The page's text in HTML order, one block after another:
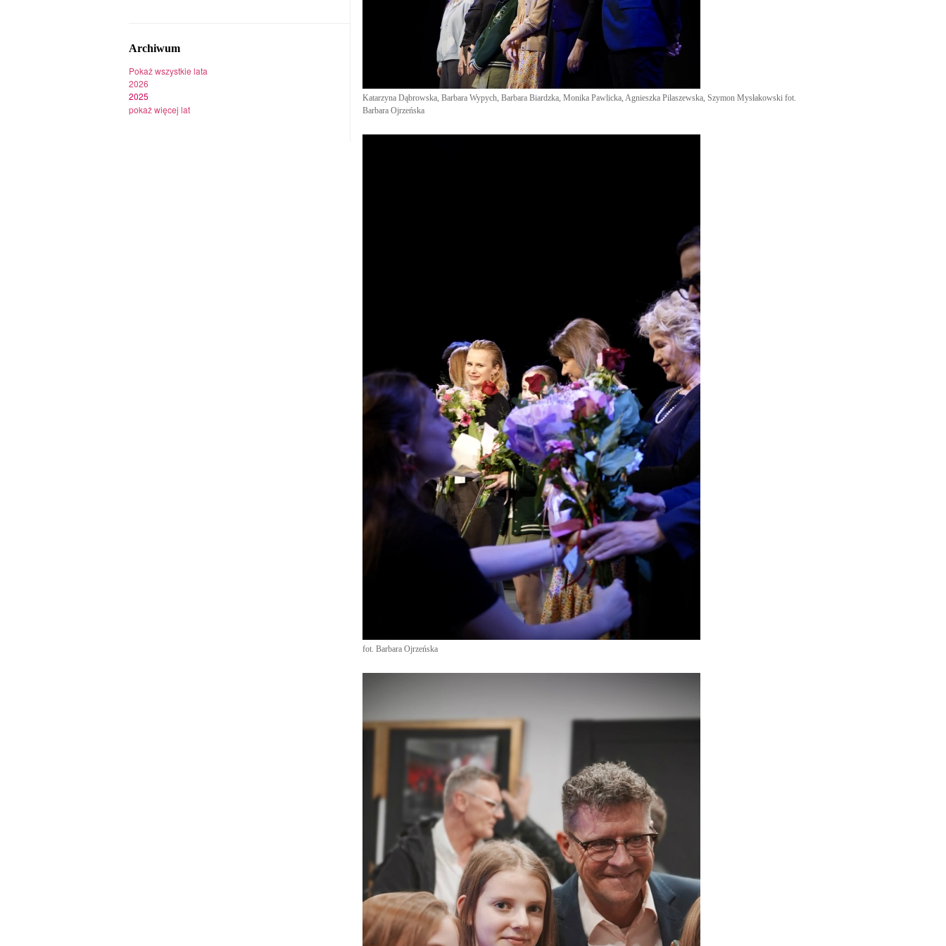
Archiwum
Pokaż wszystkie lata
2026
2025
pokaż więcej lat
Katarzyna Dąbrowska, Barbara Wypych, Barbara Biardzka, Monika Pawlicka, Agnieszka Pilaszewska, Szymon Mysłakowski fot.
Barbara Ojrzeńska
fot. Barbara Ojrzeńska